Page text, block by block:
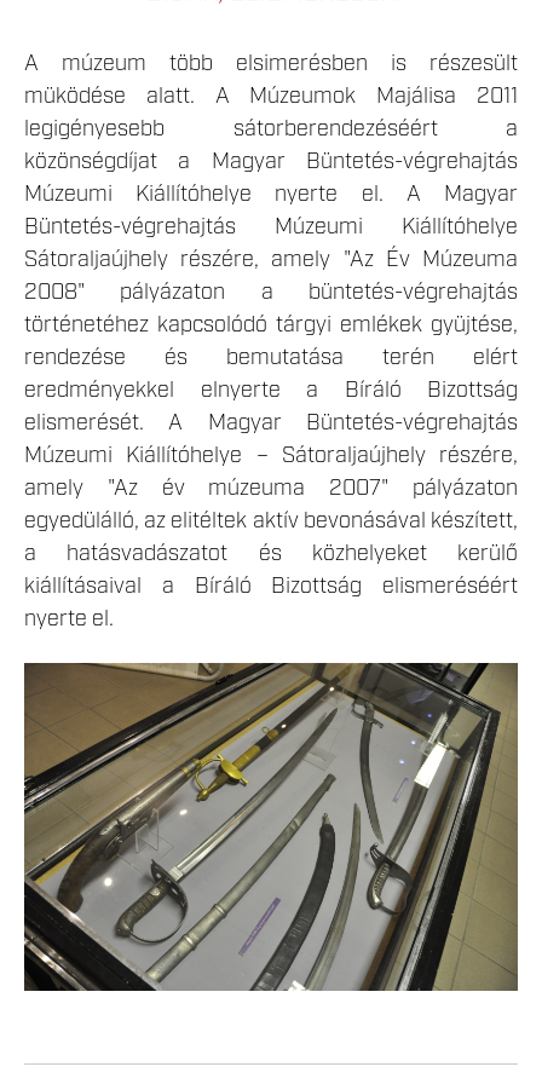
A múzeum több elsimerésben is részesült
müködése alatt. A Múzeumok Majálisa 2011
legigényesebb sátorberendezéséért a
közönségdíjat a Magyar Büntetés-végrehajtás
Múzeumi Kiállítóhelye nyerte el. A Magyar
Büntetés-végrehajtás Múzeumi Kiállítóhelye
Sátoraljaújhely részére, amely "Az Év Múzeuma
2008" pályázaton a büntetés-végrehajtás
történetéhez kapcsolódó tárgyi emlékek gyüjtése,
rendezése és bemutatása terén elért
eredményekkel elnyerte a Bíráló Bizottság
elismerését. A Magyar Büntetés-végrehajtás
Múzeumi Kiállítóhelye – Sátoraljaújhely részére,
amely "Az év múzeuma 2007" pályázaton
egyedülálló, az elitéltek aktív bevonásával készített,
a hatásvadászatot és közhelyeket kerülő
kiállításaival a Bíráló Bizottság elismeréséért
nyerte el.